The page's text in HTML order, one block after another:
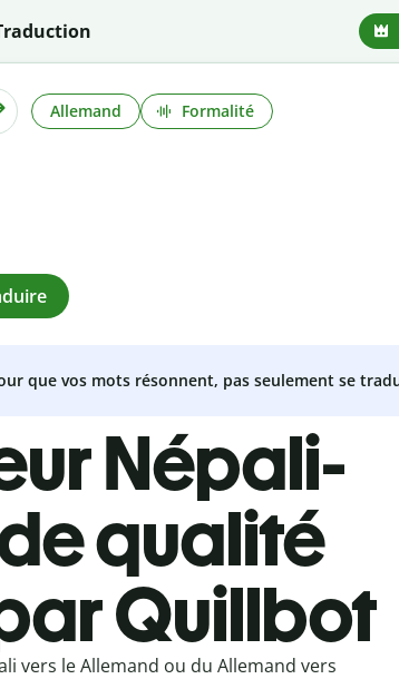
Allemand Formalité
que vos mots résonnent, pas seulement se
Népali-
qualité
Quillbot
vers le Allemand ou du Allemand vers